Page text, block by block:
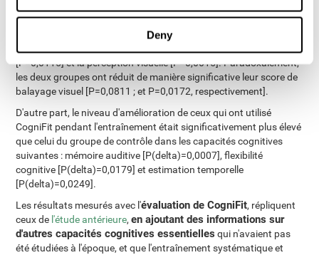
Deny
temporelle[P=0.0016] yperception visuelle[P=0.0003]. En
revanche, le groupe qui a utilisé des jeux vidéo génériques n'a
amélioré que deux capacités cognitives : la coordination œil-main
[P=0,0115] et la perception visuelle [P=0,0015]. Paradoxalement,
les deux groupes ont réduit de manière significative leur score de
balayage visuel [P=0,0811 ; et P=0,0172, respectivement].
D'autre part, le niveau d'amélioration de ceux qui ont utilisé
CogniFit pendant l'entraînement était significativement plus élevé
que celui du groupe de contrôle dans les capacités cognitives
suivantes : mémoire auditive [P(delta)=0,0007], flexibilité
cognitive [P(delta)=0,0179] et estimation temporelle
[P(delta)=0,0249].
Les résultats mesurés avec l'évaluation de CogniFit, répliquent
ceux de l'étude antérieure,en ajoutant des informations sur
d'autres capacités cognitives essentielles qui n'avaient pas
été étudiées à l'époque, et que l'entraînement systématique et